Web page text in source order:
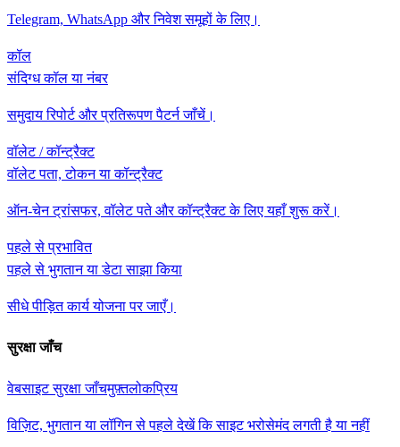
Telegram, WhatsApp और निवेश समूहों के लिए।
कॉल
संदिग्ध कॉल या नंबर
समुदाय रिपोर्ट और प्रतिरूपण पैटर्न जाँचें।
वॉलेट / कॉन्ट्रैक्ट
वॉलेट पता, टोकन या कॉन्ट्रैक्ट
ऑन-चेन ट्रांसफर, वॉलेट पते और कॉन्ट्रैक्ट के लिए यहाँ शुरू करें।
पहले से प्रभावित
पहले से भुगतान या डेटा साझा किया
सीधे पीड़ित कार्य योजना पर जाएँ।
सुरक्षा जाँच
वेबसाइट सुरक्षा जाँचमुफ़्तलोकप्रिय
विज़िट, भुगतान या लॉगिन से पहले देखें कि साइट भरोसेमंद लगती है या नहीं